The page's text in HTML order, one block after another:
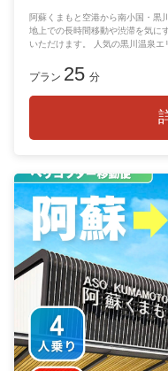
阿蘇くまもと空港から南小国・黒
地上での長時間移動や渋滞を気に
いただけます。 人気の黒川温泉エ
ものが思い出になる、贅沢な空の
プラン 25 分